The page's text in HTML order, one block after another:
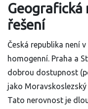
Geografická
řešení
Česká republika není
homogenní. Praha a
dobrou dostupnost
jako
Tato nerovnost je